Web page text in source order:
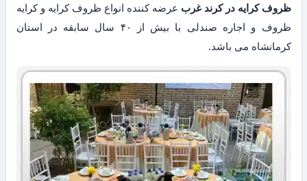
ظروف کرایه در کرند غرب عرضه کننده انواع ظروف کرایه و کرایه
ظروف و اجاره صندلی با بیش از ۴۰ سال سابقه در استان
کرمانشاه می باشد.